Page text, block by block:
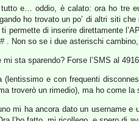
tutto e… oddio, è calato: ora ho tre
ho trovato un po’ di altri siti
permette di inserire direttamente
. Non so se i due asterischi
mi sta sparendo? Forse l’SMS al
(lentissimo e con frequenti
troverò un rimedio), ma ho come
mi ha ancora dato un username